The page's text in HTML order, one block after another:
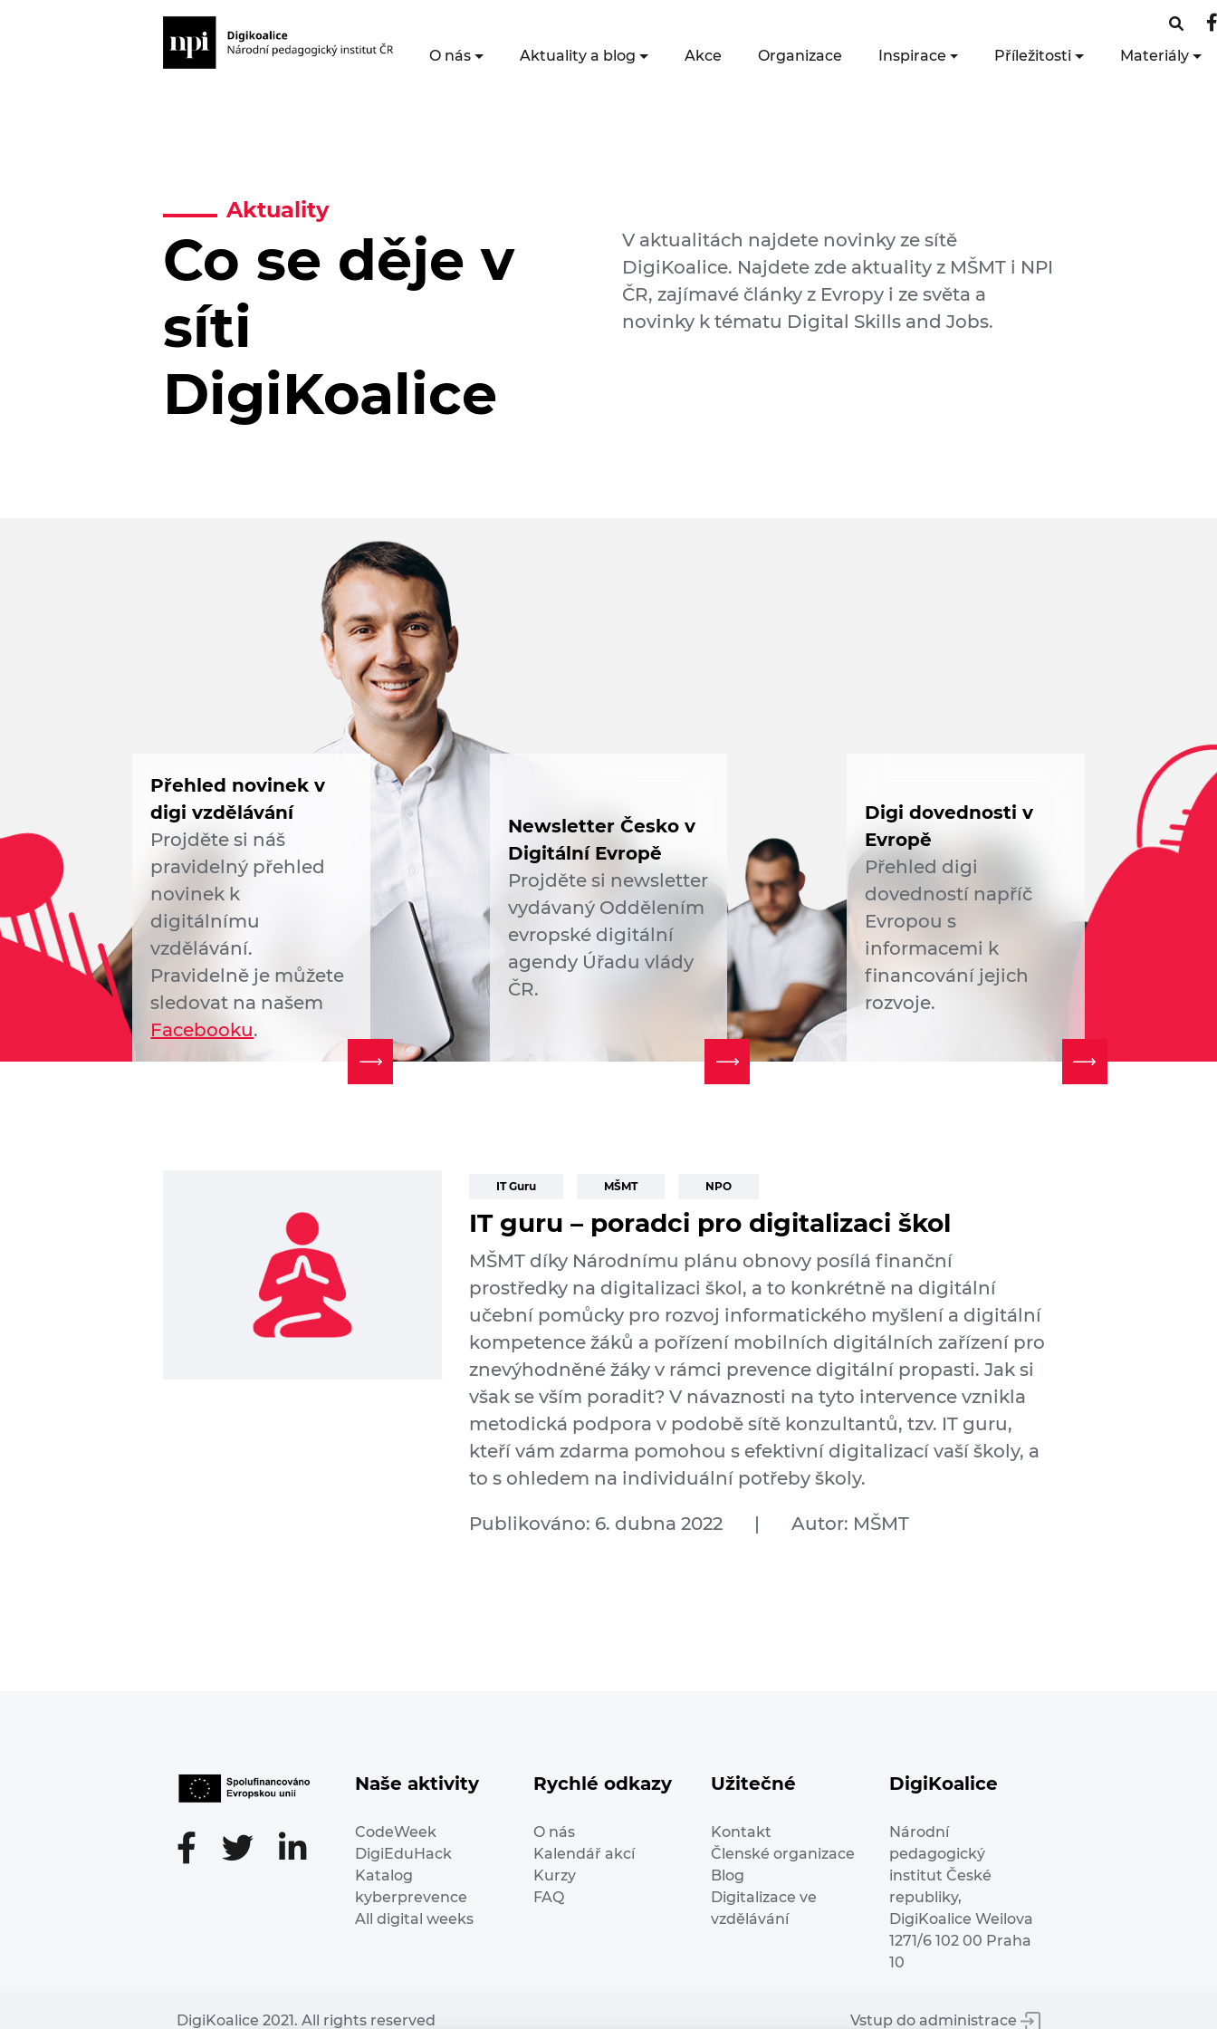
O nás Aktuality a blog Akce Organizace Inspirace Příležitosti Materiály
Aktuality
Co se děje v
síti
DigiKoalice
V aktualitách najdete novinky ze sítě
DigiKoalice. Najdete zde aktuality z MŠMT i NPI
ČR, zajímavé články z Evropy i ze světa a
novinky k tématu Digital Skills and Jobs.
Přehled novinek v
digi vzdělávání
Projděte si náš
pravidelný přehled
novinek k
digitálnímu
vzdělávání.
Pravidelně je můžete
sledovat na našem
Facebooku.
Newsletter Česko v
Digitální Evropě
Projděte si newsletter
vydávaný Oddělením
evropské digitální
agendy Úřadu vlády
ČR.
Digi dovednosti v
Evropě
Přehled digi
dovedností napříč
Evropou s
informacemi k
financování jejich
rozvoje.
IT Guru MŠMT NPO
IT guru – poradci pro digitalizaci škol
MŠMT díky Národnímu plánu obnovy posílá finanční
prostředky na digitalizaci škol, a to konkrétně na digitální
učební pomůcky pro rozvoj informatického myšlení a digitální
kompetence žáků a pořízení mobilních digitálních zařízení pro
znevýhodněné žáky v rámci prevence digitální propasti. Jak si
však se vším poradit? V návaznosti na tyto intervence vznikla
metodická podpora v podobě sítě konzultantů, tzv. IT guru,
kteří vám zdarma pomohou s efektivní digitalizací vaší školy, a
to s ohledem na individuální potřeby školy.
Publikováno: 6. dubna 2022 | Autor: MŠMT
Naše aktivity
CodeWeek
DigiEduHack
Katalog
kyberprevence
All digital weeks
Rychlé odkazy
O nás
Kalendář akcí
Kurzy
FAQ
Užitečné
Kontakt
Členské organizace
Blog
Digitalizace ve
vzdělávání
DigiKoalice
Národní
pedagogický
institut České
republiky,
DigiKoalice Weilova
1271/6 102 00 Praha
10
DigiKoalice 2021. All rights reserved Vstup do administrace